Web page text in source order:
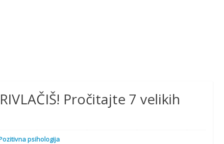
Pročitajte 7 velikih
psihologija